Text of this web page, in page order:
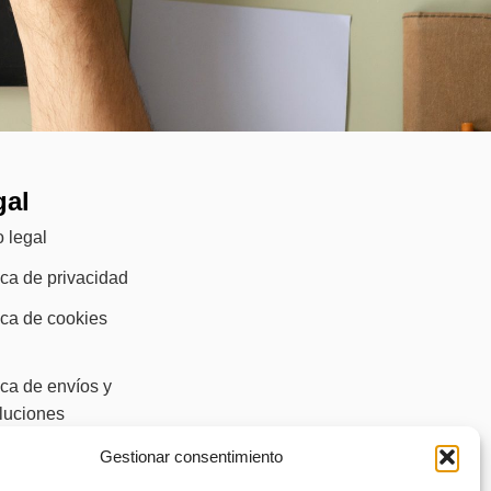
Gestionar consentimiento
legal
de privacidad
de cookies
de envíos y